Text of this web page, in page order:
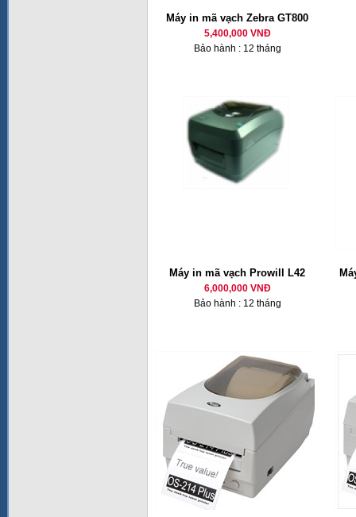
Máy in mã vạch Zebra GT800
5,400,000 VNĐ
Bảo hành : 12 tháng
Máy in mã vạch Prowill L42
6,000,000 VNĐ
Bảo hành : 12 tháng